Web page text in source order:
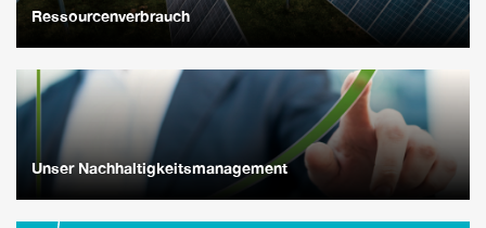
Ressourcenverbrauch
Unser Nachhaltigkeitsmanagement